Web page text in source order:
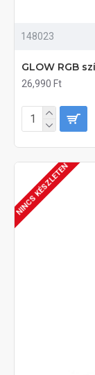
148023
GLOW RGB
26,990 Ft
NINCS KÉSZLETEN